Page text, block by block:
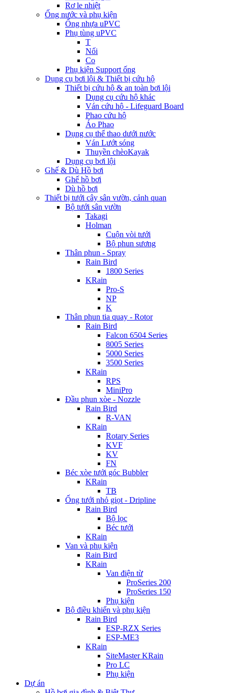
Rơ le nhiệt
Ống nước và phụ kiện
Ống nhựa uPVC
Phụ tùng uPVC
T
Nối
Co
Phụ kiện Support ống
Dụng cụ bơi lội & Thiết bị cứu hộ
Thiết bị cứu hộ & an toàn bơi lội
Dụng cụ cứu hộ khác
Ván cứu hộ - Lifeguard Board
Phao cứu hộ
Áo Phao
Dụng cụ thể thao dưới nước
Ván Lướt sóng
Thuyền chèoKayak
Dụng cụ bơi lội
Ghế & Dù Hồ bơi
Ghế hồ bơi
Dù hồ bơi
Thiết bị tưới cây sân vườn, cảnh quan
Bộ tưới sân vườn
Takagi
Holman
Cuộn vòi tưới
Bộ phun sương
Thân phun - Spray
Rain Bird
1800 Series
KRain
Pro-S
NP
K
Thân phun tia quay - Rotor
Rain Bird
Falcon 6504 Series
8005 Series
5000 Series
3500 Series
KRain
RPS
MiniPro
Đầu phun xòe - Nozzle
Rain Bird
R-VAN
KRain
Rotary Series
KVF
KV
FN
Béc xòe tưới góc Bubbler
KRain
TB
Ống tưới nhỏ giọt - Dripline
Rain Bird
Bộ lọc
Béc tưới
KRain
Van và phụ kiện
Rain Bird
KRain
Van điện từ
ProSeries 200
ProSeries 150
Phụ kiện
Bộ điều khiển và phụ kiện
Rain Bird
ESP-RZX Series
ESP-ME3
KRain
SiteMaster KRain
Pro LC
Phụ kiện
Dự án